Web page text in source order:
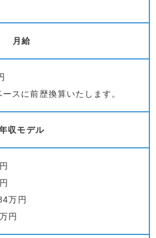
月給
スに前歴換算いたします。
収モデル
万円
円